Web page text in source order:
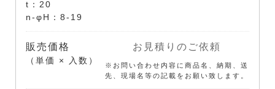
t：20
n-φH：8-19
販売価格
（単価 × 入数）
お見積りのご依頼
※お問い合わせ内容に商品名、納期、送
先、現場名等の記載をお願い致します。